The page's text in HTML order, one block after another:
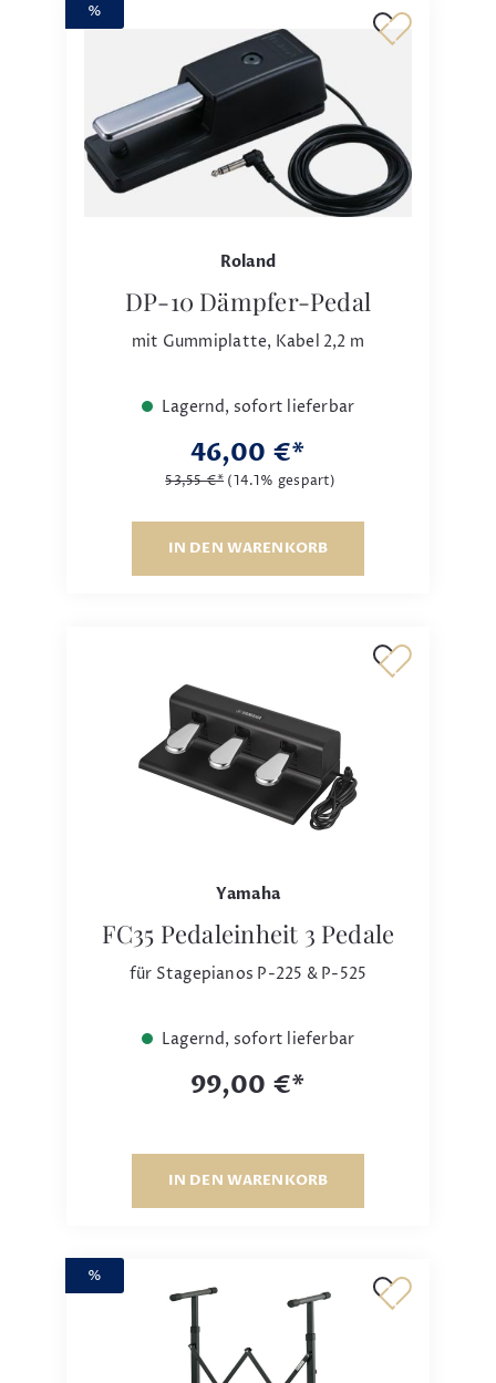
%
Roland
DP-10 Dämpfer-Pedal
mit Gummiplatte, Kabel 2,2 m
Lagernd, sofort lieferbar
46,00 €*
53,55 €* (14.1% gespart)
IN DEN WARENKORB
Yamaha
FC35 Pedaleinheit 3 Pedale
für Stagepianos P-225 & P-525
Lagernd, sofort lieferbar
99,00 €*
IN DEN WARENKORB
%